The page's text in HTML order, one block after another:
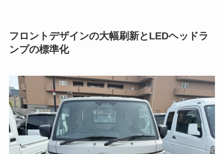
フロントデザインの大幅刷新とLEDヘッドラ
ンプの標準化